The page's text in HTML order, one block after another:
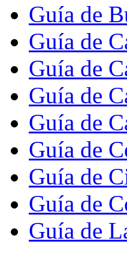
Guía de
Guía de
Guía de
Guía de
Guía de
Guía de
Guía de
Guía de
Guía de